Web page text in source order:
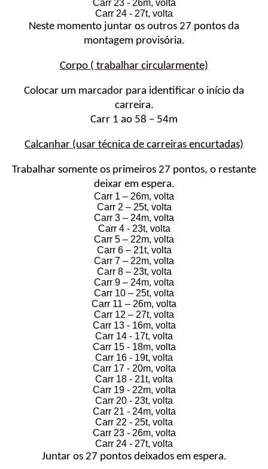
Carr 23 - 26m, volta
Carr 24 - 27t, volta
Neste momento juntar os outros 27 pontos da
montagem provisória.
Corpo ( trabalhar circularmente)
Colocar um marcador para identificar o início da
carreira.
Carr 1 ao 58 – 54m
Calcanhar (usar técnica de carreiras encurtadas)
Trabalhar somente os primeiros 27 pontos, o restante
deixar em espera.
Carr 1 – 26m, volta
Carr 2 – 25t, volta
Carr 3 – 24m, volta
Carr 4 - 23t, volta
Carr 5 – 22m, volta
Carr 6 – 21t, volta
Carr 7 – 22m, volta
Carr 8 – 23t, volta
Carr 9 – 24m, volta
Carr 10 – 25t, volta
Carr 11 – 26m, volta
Carr 12 – 27t, volta
Carr 13 - 16m, volta
Carr 14 - 17t, volta
Carr 15 - 18m, volta
Carr 16 - 19t, volta
Carr 17 - 20m, volta
Carr 18 - 21t, volta
Carr 19 - 22m, volta
Carr 20 - 23t, volta
Carr 21 - 24m, volta
Carr 22 - 25t, volta
Carr 23 - 26m, volta
Carr 24 - 27t, volta
Juntar os 27 pontos deixados em espera.